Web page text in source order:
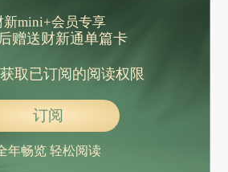
开赛第二轮
萄牙1比1战平刚果（金）
元 支持6省（区）应急抢险救灾
新mini+会员专享
赠送财新通单篇卡
取已订阅的阅读权限
订阅
年畅览 轻松阅读